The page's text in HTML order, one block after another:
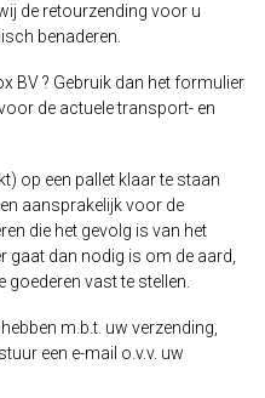
de retourzending voor u
benaderen.
BV ? Gebruik dan het formulier
de actuele transport- en
op een pallet klaar te staan
aansprakelijk voor de
die het gevolg is van het
gaat dan nodig is om de aard,
goederen vast te stellen.
m.b.t. uw verzending,
een e-mail o.v.v. uw